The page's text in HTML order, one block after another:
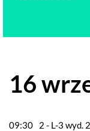
16
09:30
2 - L-3 wyd.